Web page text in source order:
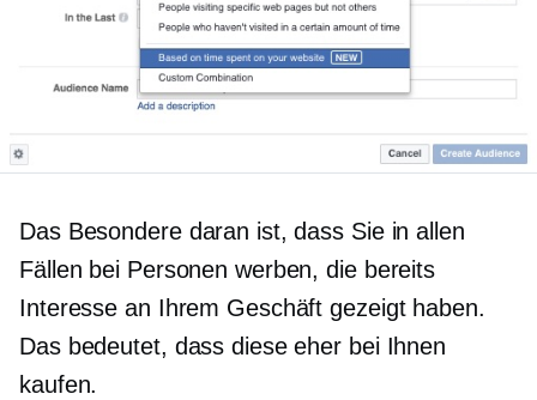
Das Besondere daran ist, dass Sie in allen
Fällen bei Personen werben, die bereits
Interesse an Ihrem Geschäft gezeigt haben.
Das bedeutet, dass diese eher bei Ihnen
kaufen.